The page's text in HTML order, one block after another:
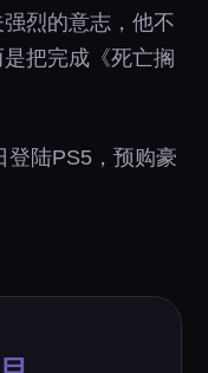
烈的意志，他不
把完成《死亡搁
登陆PS5，预购豪